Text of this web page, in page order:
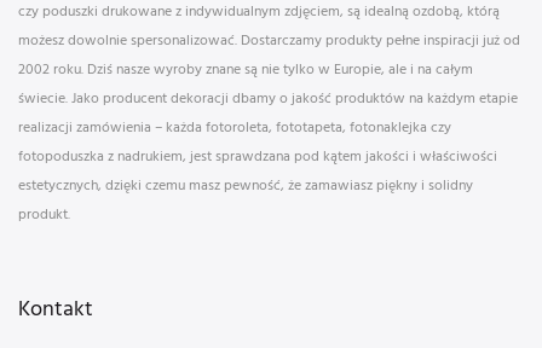
czy poduszki drukowane z indywidualnym zdjęciem, są idealną ozdobą, którą
możesz dowolnie spersonalizować. Dostarczamy produkty pełne inspiracji już od
2002 roku. Dziś nasze wyroby znane są nie tylko w Europie, ale i na całym
świecie. Jako producent dekoracji dbamy o jakość produktów na każdym etapie
realizacji zamówienia – każda fotoroleta, fototapeta, fotonaklejka czy
fotopoduszka z nadrukiem, jest sprawdzana pod kątem jakości i właściwości
estetycznych, dzięki czemu masz pewność, że zamawiasz piękny i solidny
produkt.
Kontakt